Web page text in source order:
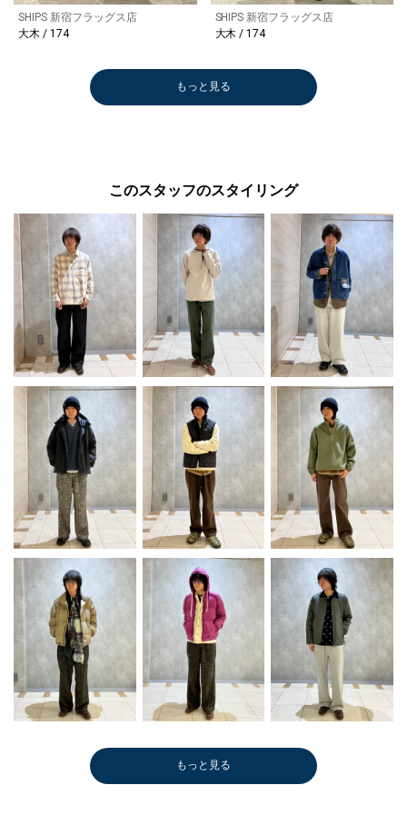
SHIPS 新宿フラッグス店
大木 / 174
SHIPS 新宿フラッグス店
大木 / 174
もっと見る
このスタッフのスタイリング
もっと見る